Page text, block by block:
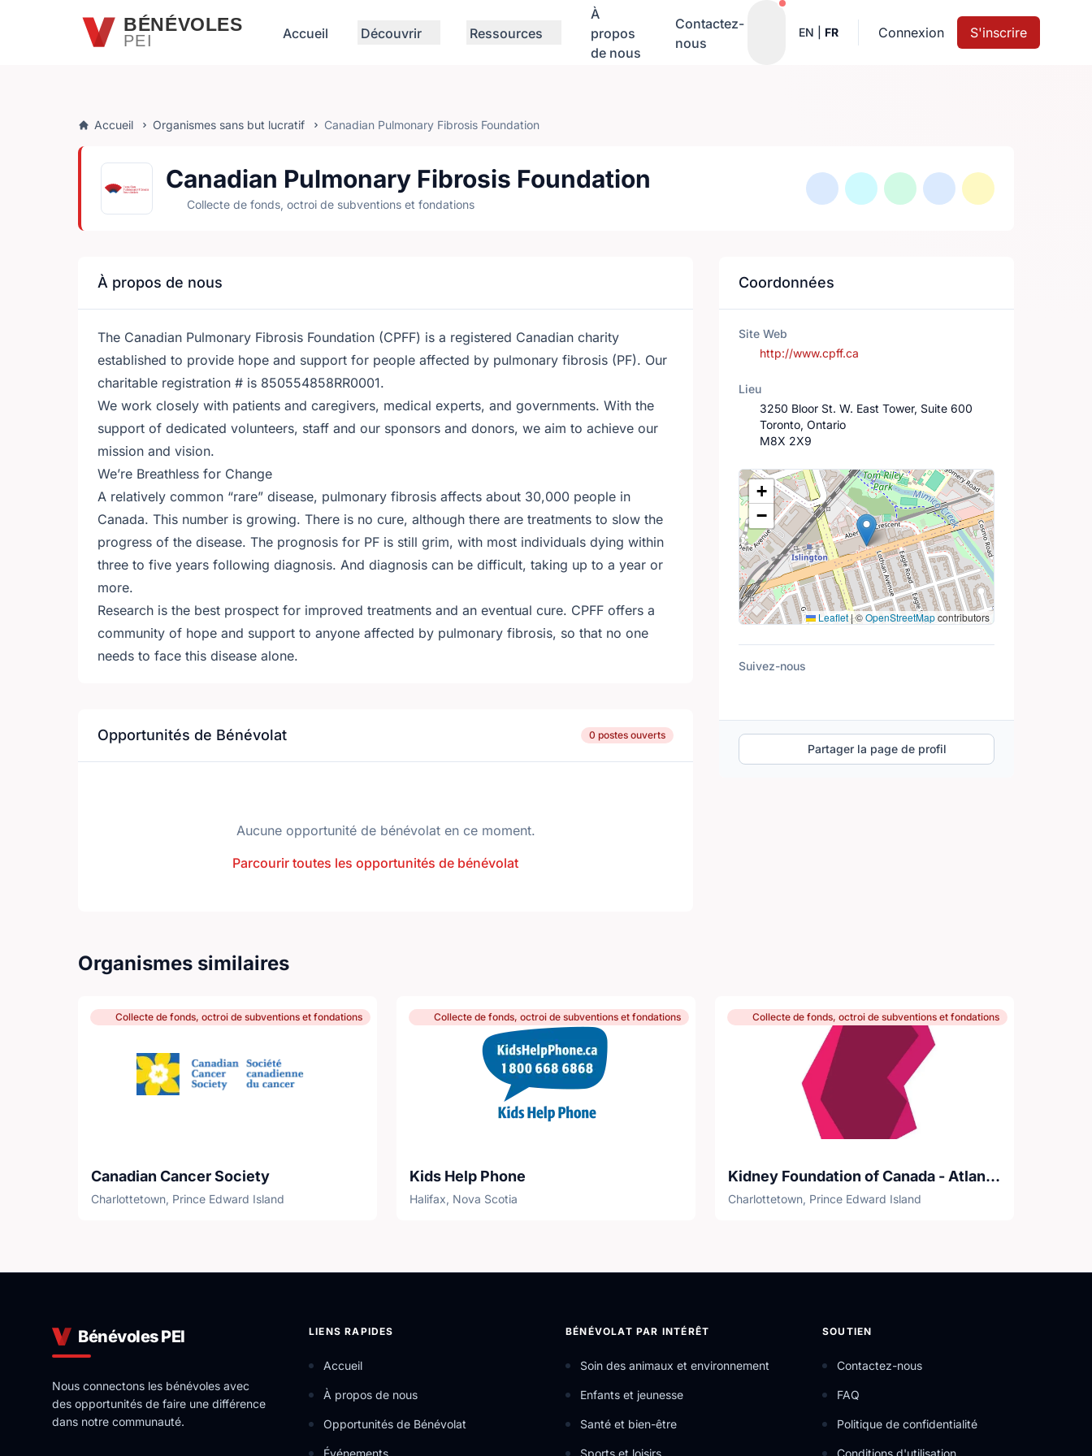
Passer au contenu principalBÉNÉVOLES
PEI Accueil Découvrir Ressources
À
propos
de nous
Contactez-
nous
Notifications actives
EN FR Connexion S'inscrire
Accueil Organismes sans but lucratif Canadian Pulmonary Fibrosis Foundation
Canadian Pulmonary Fibrosis Foundation
Collecte de fonds, octroi de subventions et fondations
À propos de nous
The Canadian Pulmonary Fibrosis Foundation (CPFF) is a registered Canadian charity
established to provide hope and support for people affected by pulmonary fibrosis (PF). Our
charitable registration # is 850554858RR0001.
We work closely with patients and caregivers, medical experts, and governments. With the
support of dedicated volunteers, staff and our sponsors and donors, we aim to achieve our
mission and vision.
We’re Breathless for Change
A relatively common “rare” disease, pulmonary fibrosis affects about 30,000 people in
Canada. This number is growing. There is no cure, although there are treatments to slow the
progress of the disease. The prognosis for PF is still grim, with most individuals dying within
three to five years following diagnosis. And diagnosis can be difficult, taking up to a year or
more.
Research is the best prospect for improved treatments and an eventual cure. CPFF offers a
community of hope and support to anyone affected by pulmonary fibrosis, so that no one
needs to face this disease alone.
Opportunités de Bénévolat 0 postes ouverts
Aucune opportunité de bénévolat en ce moment.
Parcourir toutes les opportunités de bénévolat
Coordonnées
Site Web
http://www.cpff.ca
Lieu
3250 Bloor St. W. East Tower, Suite 600
Toronto, Ontario
M8X 2X9
Lieu
+
−
Leaflet|©OpenStreetMapcontributors
Suivez-nous
Partager la page de profil
Organismes similaires
Collecte de fonds, octroi de subventions et fondations
Canadian Cancer Society
Charlottetown, Prince Edward Island
Collecte de fonds, octroi de subventions et fondations
Kids Help Phone
Halifax, Nova Scotia
Collecte de fonds, octroi de subventions et fondations
Kidney Foundation of Canada - Atlantic Branch
Charlottetown, Prince Edward Island
Bénévoles PEI
Nous connectons les bénévoles avec
des opportunités de faire une différence
dans notre communauté.
LIENS RAPIDES
Accueil
À propos de nous
Opportunités de Bénévolat
Événements
BÉNÉVOLAT PAR INTÉRÊT
Soin des animaux et environnement
Enfants et jeunesse
Santé et bien-être
Sports et loisirs
SOUTIEN
Contactez-nous
FAQ
Politique de confidentialité
Conditions d'utilisation